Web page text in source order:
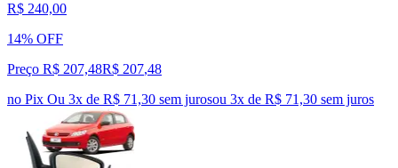
R$ 240,00
14% OFF
Preço R$ 207,48R$ 207,48
no Pix Ou 3x de R$ 71,30 sem jurosou 3x de R$ 71,30 sem juros